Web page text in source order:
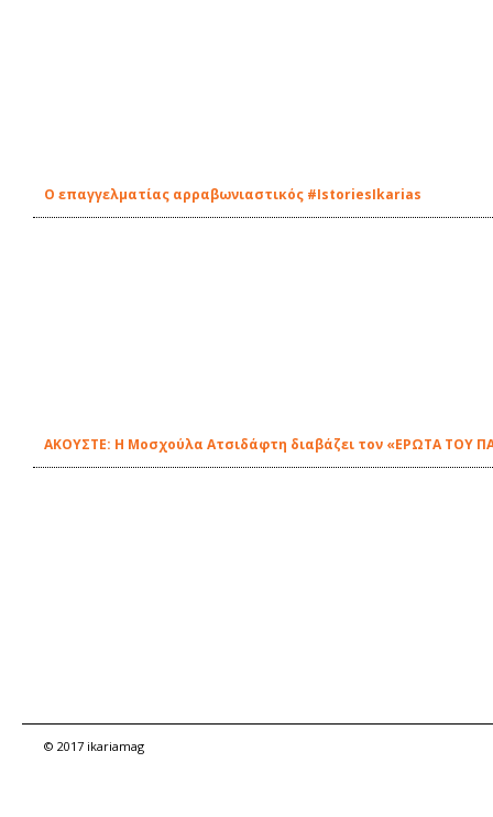
Ο επαγγελματίας αρραβωνιαστικός #IstoriesIkarias
ΑΚΟΥΣΤΕ: Η Μοσχούλα Ατσιδάφτη διαβάζει τον «ΕΡΩΤΑ ΤΟΥ
© 2017 ikariamag